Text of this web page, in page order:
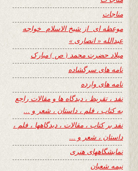
مناجات
موعظه ای از شیخ الاسلام خواجه
عبدالله « انصاری »
میلاد حضرت محمد ( ص ) مبارک
نامه های سرگشاده
نامه های وارده
نفد ، تقریظ ، دیدگاه ها و مقالات راجع
به کتاب ، فلم ، داستان ، شعر و …
نفد بر کتاب ، مقالات ، دیدگاهها ، فلم ،
داستان ، شعر و …
نمایشگاههای هنری
نیمه شعبان